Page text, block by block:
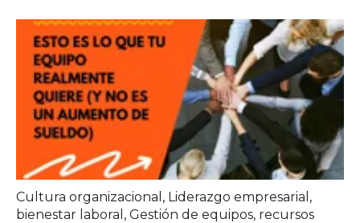
Cultura organizacional , Liderazgo empresarial ,
bienestar laboral , Gestión de equipos, recursos